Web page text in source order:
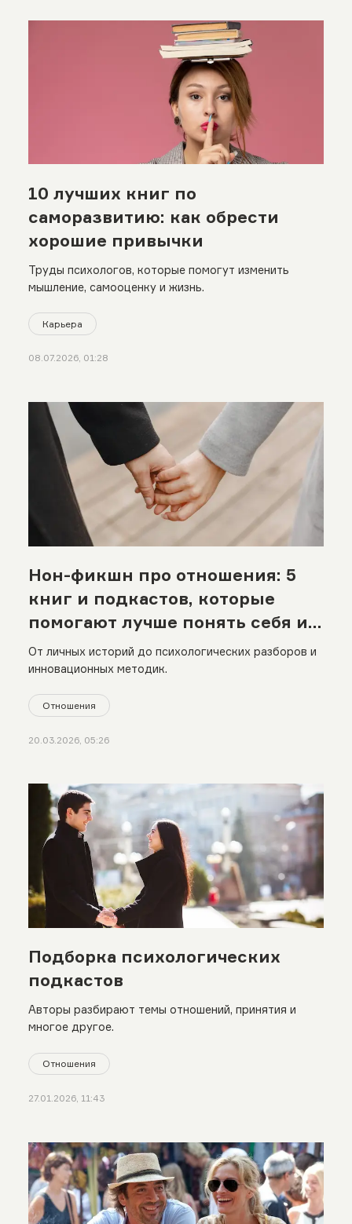
10 лучших книг по
саморазвитию: как обрести
хорошие привычки
Труды психологов, которые помогут изменить
мышление, самооценку и жизнь.
Карьера
08.07.2026, 01:28
Нон-фикшн про отношения: 5
книг и подкастов, которые
помогают лучше понять себя и
других
От личных историй до психологических разборов и
инновационных методик.
Отношения
20.03.2026, 05:26
Подборка психологических
подкастов
Авторы разбирают темы отношений, принятия и
многое другое.
Отношения
27.01.2026, 11:43